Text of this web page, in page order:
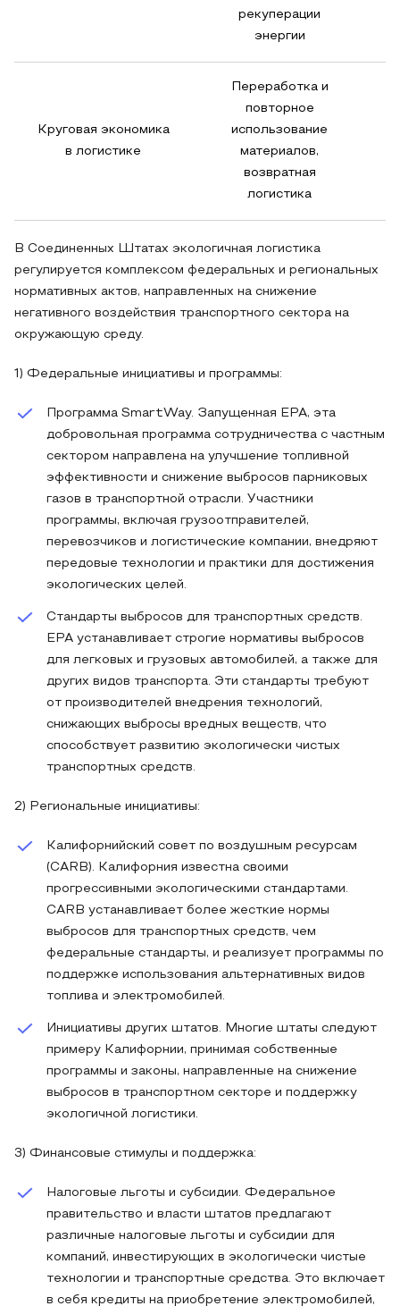
рекуперации
энергии
Круговая экономика
в логистике
Переработка и
повторное
использование
материалов,
возвратная
логистика
В Соединенных Штатах экологичная логистика
регулируется комплексом федеральных и региональных
нормативных актов, направленных на снижение
негативного воздействия транспортного сектора на
окружающую среду.
1) Федеральные инициативы и программы:
Программа SmartWay. Запущенная EPA, эта
добровольная программа сотрудничества с частным
сектором направлена на улучшение топливной
эффективности и снижение выбросов парниковых
газов в транспортной отрасли. Участники
программы, включая грузоотправителей,
перевозчиков и логистические компании, внедряют
передовые технологии и практики для достижения
экологических целей.
Стандарты выбросов для транспортных средств.
EPA устанавливает строгие нормативы выбросов
для легковых и грузовых автомобилей, а также для
других видов транспорта. Эти стандарты требуют
от производителей внедрения технологий,
снижающих выбросы вредных веществ, что
способствует развитию экологически чистых
транспортных средств.
2) Региональные инициативы:
Калифорнийский совет по воздушным ресурсам
(CARB). Калифорния известна своими
прогрессивными экологическими стандартами.
CARB устанавливает более жесткие нормы
выбросов для транспортных средств, чем
федеральные стандарты, и реализует программы по
поддержке использования альтернативных видов
топлива и электромобилей.
Инициативы других штатов. Многие штаты следуют
примеру Калифорнии, принимая собственные
программы и законы, направленные на снижение
выбросов в транспортном секторе и поддержку
экологичной логистики.
3) Финансовые стимулы и поддержка:
Налоговые льготы и субсидии. Федеральное
правительство и власти штатов предлагают
различные налоговые льготы и субсидии для
компаний, инвестирующих в экологически чистые
технологии и транспортные средства. Это включает
в себя кредиты на приобретение электромобилей,